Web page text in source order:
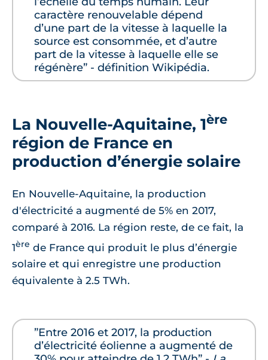
caractère renouvelable dépend
d’une part de la vitesse à laquelle la
source est consommée, et d’autre
part de la vitesse à laquelle elle se
régénère” - définition Wikipédia.
La Nouvelle-Aquitaine, 1ère
région de France en
production d’énergie solaire
En Nouvelle-Aquitaine, la production
d'électricité a augmenté de 5% en 2017,
comparé à 2016. La région reste, de ce fait, la
1ère de France qui produit le plus d’énergie
solaire et qui enregistre une production
équivalente à 2.5 TWh.
”Entre 2016 et 2017, la production
d’électricité éolienne a augmenté de